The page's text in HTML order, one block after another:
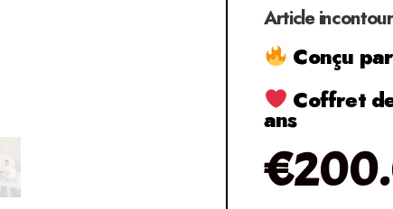
Article
Conçu
Coffret
ans
€